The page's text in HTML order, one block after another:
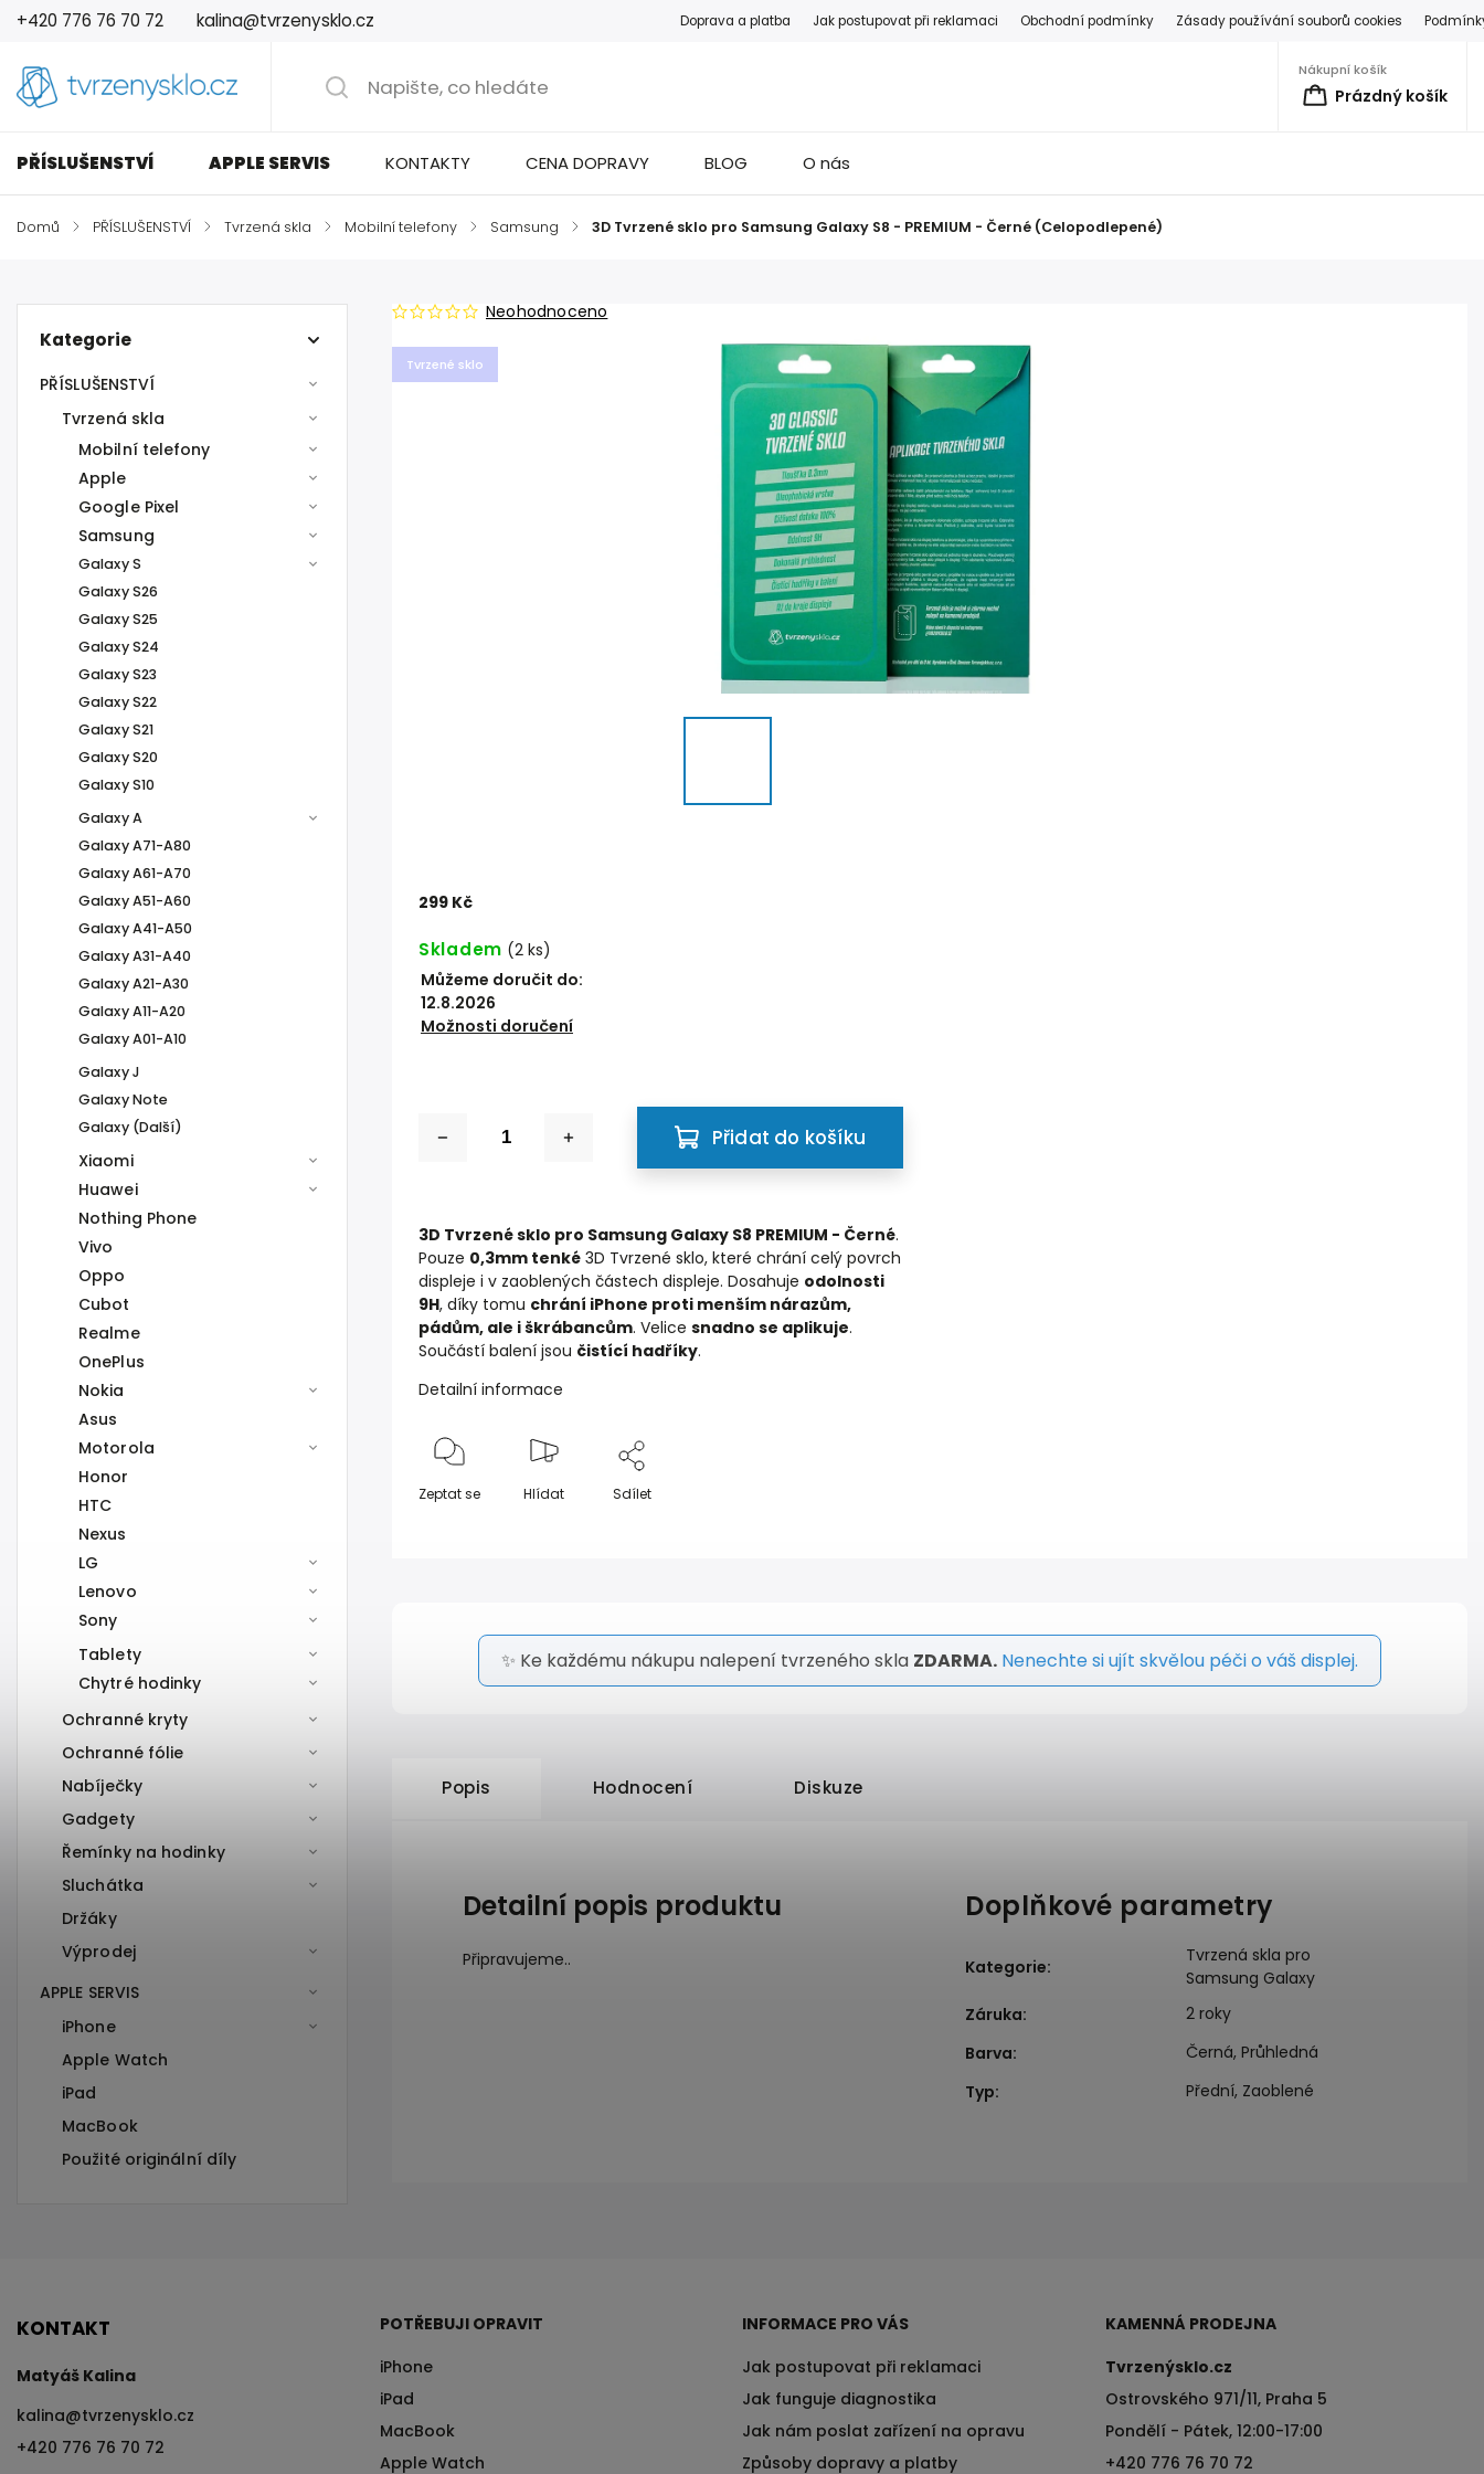
+420 776 76 70 72 kalina@tvrzenysklo.cz Doprava a platba Jak postupovat při reklamaci Obchodní podmínky Zásady používání souborů cookies
Nákupní košík
Prázdný košík
PŘÍSLUŠENSTVÍ APPLE SERVIS KONTAKTY CENA DOPRAVY BLOG O nás
Domů / PŘÍSLUŠENSTVÍ / Tvrzená skla / Mobilní telefony / Samsung / 3D Tvrzené sklo pro Samsung Galaxy S8 - PREMIUM - Černé (Celopodlepené)
Kategorie
PŘÍSLUŠENSTVÍ
Tvrzená skla
Mobilní telefony
Apple
Google Pixel
Samsung
Galaxy S
Galaxy S26
Galaxy S25
Galaxy S24
Galaxy S23
Galaxy S22
Galaxy S21
Galaxy S20
Galaxy S10
Galaxy A
Galaxy A71-A80
Galaxy A61-A70
Galaxy A51-A60
Galaxy A41-A50
Galaxy A31-A40
Galaxy A21-A30
Galaxy A11-A20
Galaxy A01-A10
Galaxy J
Galaxy Note
Galaxy (Další)
Xiaomi
Huawei
Nothing Phone
Vivo
Oppo
Cubot
Realme
OnePlus
Nokia
Asus
Motorola
Honor
HTC
Nexus
LG
Lenovo
Sony
Tablety
Chytré hodinky
Ochranné kryty
Ochranné fólie
Nabíječky
Gadgety
Řemínky na hodinky
Sluchátka
Držáky
Výprodej
APPLE SERVIS
iPhone
Apple Watch
iPad
MacBook
Použité originální díly
Tvrzené sklo
Neohodnoceno
299 Kč
Skladem (2 ks)
Můžeme doručit do:
12.8.2026
Možnosti doručení
Přidat do košíku
3D Tvrzené sklo pro Samsung Galaxy S8 PREMIUM - Černé.
Pouze 0,3mm tenké 3D Tvrzené sklo, které chrání celý povrch
displeje i v zaoblených částech displeje. Dosahuje odolnosti
9H, díky tomu chrání iPhone proti menším nárazům,
pádům, ale i škrábancům. Velice snadno se aplikuje.
Součástí balení jsou čistící hadříky.
Detailní informace
Zeptat se Hlídat Sdílet
✨ Ke každému nákupu nalepení tvrzeného skla ZDARMA. Nenechte si ujít skvělou péči o váš displej.
Popis Hodnocení Diskuze
Detailní popis produktu
Připravujeme..
Doplňkové parametry
Kategorie:
Tvrzená skla pro
Samsung Galaxy
Záruka:
2 roky
Barva:
Černá, Průhledná
Typ: Přední, Zaoblené
KONTAKT
Matyáš Kalina
kalina@tvrzenysklo.cz
+420 776 76 70 72
POTŘEBUJI OPRAVIT
iPhone
iPad
MacBook
Apple Watch
INFORMACE PRO VÁS
Jak postupovat při reklamaci
Jak funguje diagnostika
Jak nám poslat zařízení na opravu
Způsoby dopravy a platby
KAMENNÁ PRODEJNA
Tvrzenýsklo.cz
Ostrovského 971/11, Praha 5
Pondělí - Pátek, 12:00-17:00
+420 776 76 70 72
Získej 200 Kč na svůj